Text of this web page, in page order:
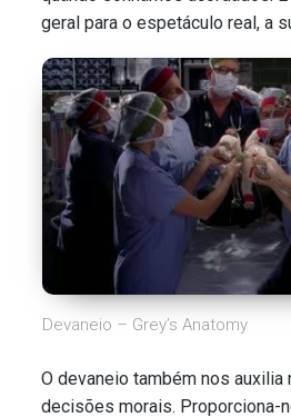
geral para o espetáculo real, a
Devaneio – Grey’s Anatomy
O devaneio também nos auxilia
decisões morais. Proporciona-